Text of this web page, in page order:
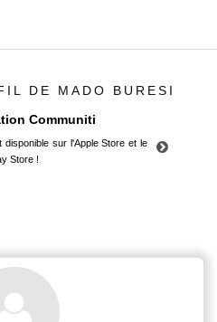
DE MADO BURESI
Communiti
disponible sur l'Apple Store et le
Store !
Store !